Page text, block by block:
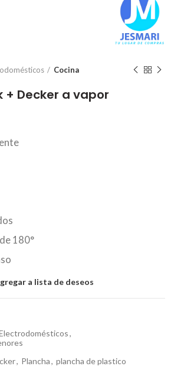
Cocina
+ Decker a vapor
180°
a lista de deseos
,
, Plancha, plancha de plastico